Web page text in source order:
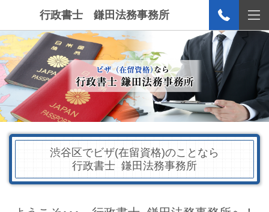
行政書士 鎌田法務事務所
渋谷区でビザ(在留資格)のことなら
行政書士 鎌田法務事務所